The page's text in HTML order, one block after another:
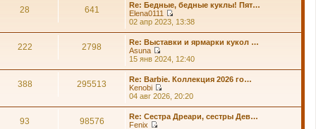
е
й
т
и
к
о
л
е
д
н
е
м
28 641
Re: Бедные, бедные куклы! Пят…
Elena0111
П
е
т
и
к
о
л
е
02 апр 2023, 13:38
222 2798
Re: Выставки и ярмарки кукол …
Asuna
П
е
й
т
и
к
15 янв 2024, 12:40
388 295513
Re: Barbie. Коллекция 2026 го…
Kenobi
П
е
04 авг 2026, 20:20
93 98576
Re: Сестра Дреари, сестры Дев…
Fenix